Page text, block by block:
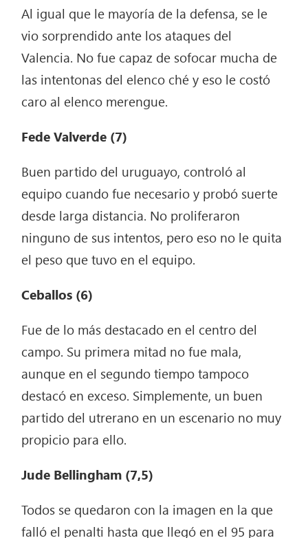
Al igual que le mayoría de la defensa, se le
vio sorprendido ante los ataques del
Valencia. No fue capaz de sofocar mucha de
las intentonas del elenco ché y eso le costó
caro al elenco merengue.
Fede Valverde (7)
Buen partido del uruguayo, controló al
equipo cuando fue necesario y probó suerte
desde larga distancia. No proliferaron
ninguno de sus intentos, pero eso no le quita
el peso que tuvo en el equipo.
Ceballos (6)
Fue de lo más destacado en el centro del
campo. Su primera mitad no fue mala,
aunque en el segundo tiempo tampoco
destacó en exceso. Simplemente, un buen
partido del utrerano en un escenario no muy
propicio para ello.
Jude Bellingham (7,5)
Todos se quedaron con la imagen en la que
falló el penalti hasta que llegó en el 95 para